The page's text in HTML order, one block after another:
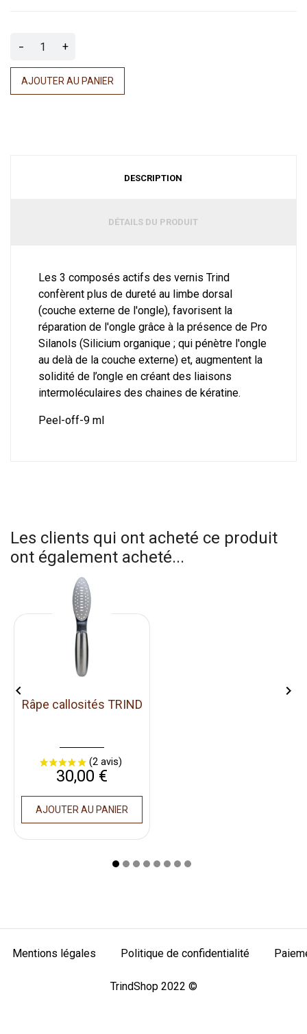
- +
AJOUTER AU PANIER
DESCRIPTION
DÉTAILS DU PRODUIT
Les 3 composés actifs des vernis Trind
confèrent plus de dureté au limbe dorsal
(couche externe de l'ongle), favorisent la
réparation de l'ongle grâce à la présence de Pro
Silanols (Silicium organique ; qui pénètre l'ongle
au delà de la couche externe) et, augmentent la
solidité de l’ongle en créant des liaisons
intermoléculaires des chaines de kératine.
Peel-off-9 ml
Les clients qui ont acheté ce produit
ont également acheté...
Râpe callosités TRIND
Prix
30,00 €
AJOUTER AU PANIER
 
Mentions légales Politique de confidentialité
TrindShop 2022 ©